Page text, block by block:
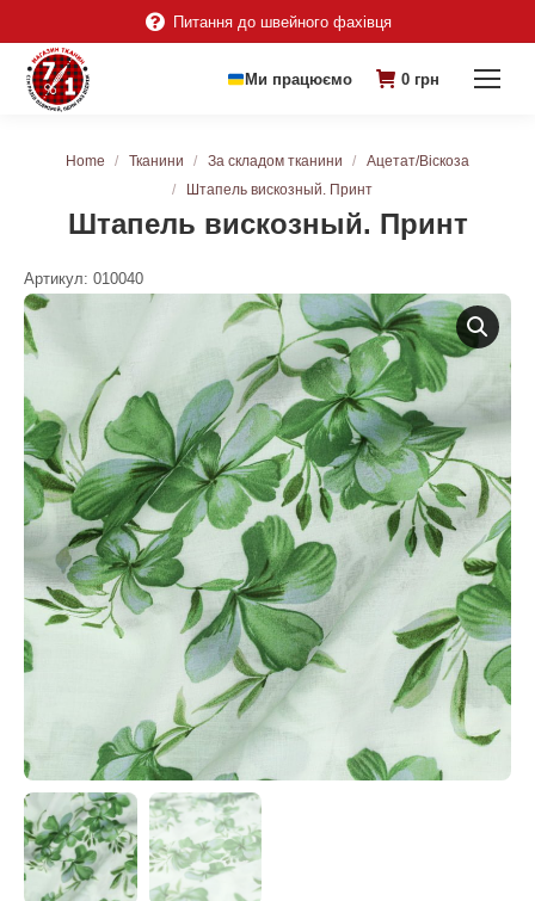
Питання до швейного фахівця
Ми працюємо 0 грн
Штапель вискозный. Принт
You are here:
Home Тканини За складом тканини
Ацетат/Віскоза
Штапель вискозный. Принт
Артикул: 010040